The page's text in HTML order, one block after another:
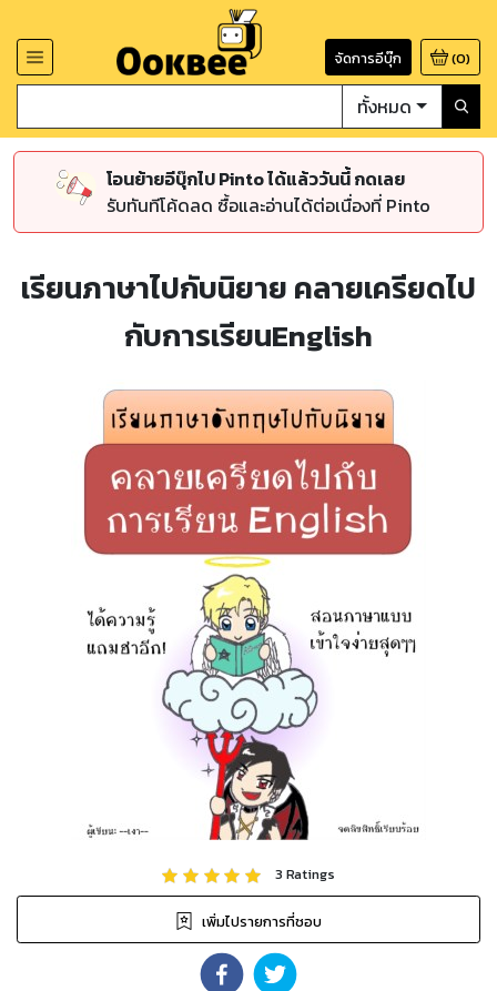
จัดการอีบุ๊ก (0)
ทั้งหมด
โอนย้ายอีบุ๊กไป Pinto ได้แล้ววันนี้ กดเลย
รับทันทีโค้ดลด ซื้อและอ่านได้ต่อเนื่องที่ Pinto
เรียนภาษาไปกับนิยาย คลายเครียดไป
กับการเรียนEnglish
3 Ratings
เพิ่มไปรายการที่ชอบ